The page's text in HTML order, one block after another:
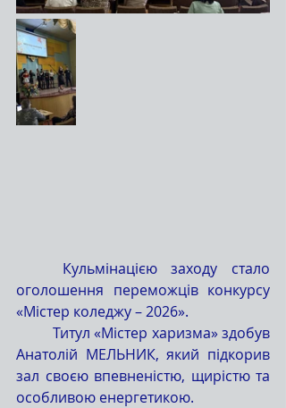
оголошення переможців конкурсу
«Містер коледжу – 2026».
Анатолій МЕЛЬНИК, який підкорив
зал своєю впевненістю, щирістю та
особливою енергетикою.